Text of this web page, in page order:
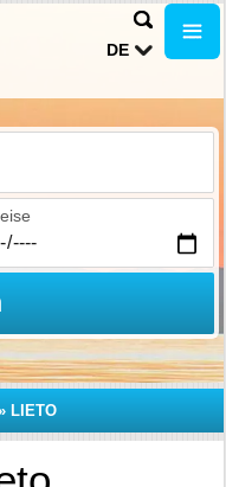
DE
LIETO